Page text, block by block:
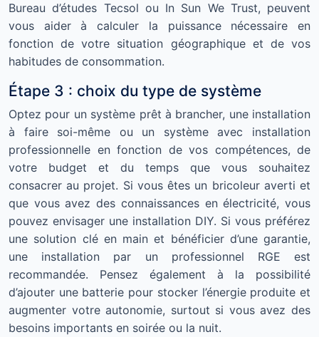
Bureau d’études Tecsol ou In Sun We Trust, peuvent
vous aider à calculer la puissance nécessaire en
fonction de votre situation géographique et de vos
habitudes de consommation.
Étape 3 : choix du type de système
Optez pour un système prêt à brancher, une installation
à faire soi-même ou un système avec installation
professionnelle en fonction de vos compétences, de
votre budget et du temps que vous souhaitez
consacrer au projet. Si vous êtes un bricoleur averti et
que vous avez des connaissances en électricité, vous
pouvez envisager une installation DIY. Si vous préférez
une solution clé en main et bénéficier d’une garantie,
une installation par un professionnel RGE est
recommandée. Pensez également à la possibilité
d’ajouter une batterie pour stocker l’énergie produite et
augmenter votre autonomie, surtout si vous avez des
besoins importants en soirée ou la nuit.